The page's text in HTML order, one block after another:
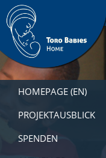
Zur
Hauptnavigation
springen
Skip
to
main
content
Zur
Fußzeile
springen
Toro
Babies
Home
How
Involved
HOMEPAGE (EN)
PROJEKTAUSBLICK
SPENDEN